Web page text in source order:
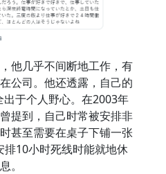
他几乎不间断地工作，有
公司。他还透露，自己的
于个人野心。在2003年
提到，自己时常被安排非
甚至需要在桌子下铺一张
排10小时死线时能就地休
息。